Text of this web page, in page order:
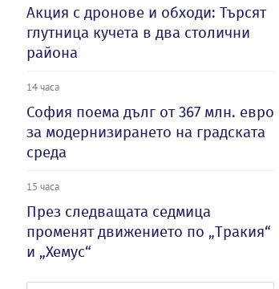
Акция с дронове и обходи: Търсят
глутница кучета в два столични
района
14 часа
София поема дълг от 367 млн. евро
за модернизирането на градската
среда
15 часа
През следващата седмица
променят движението по „Тракия“
и „Хемус“